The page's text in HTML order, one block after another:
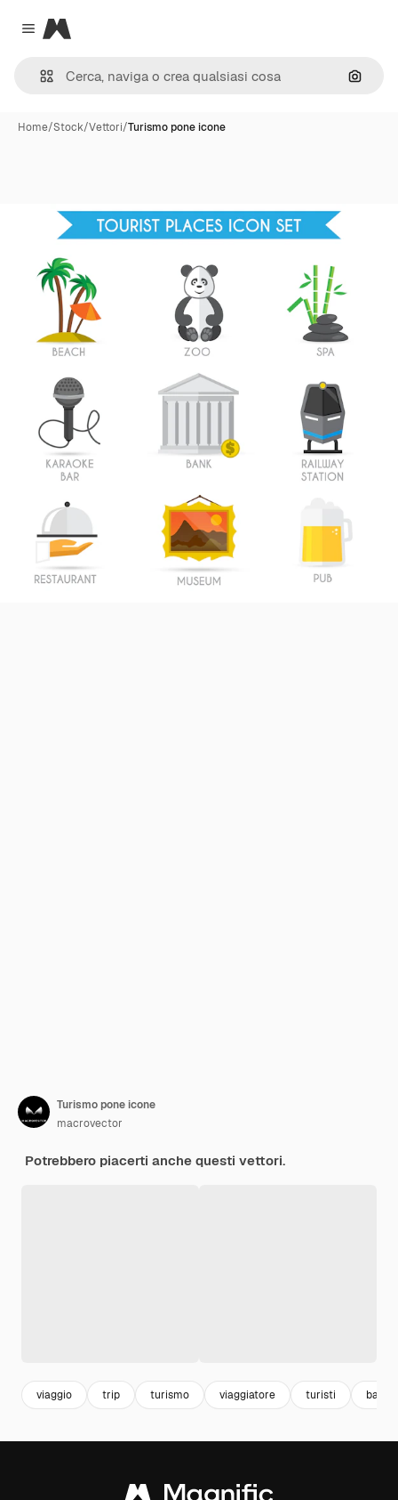
Close menu
Magnific
Cerca
Home/Stock/Vettori/Turismo pone icone
Turismo pone icone
macrovector
Potrebbero piacerti anche questi vettori.
viaggio trip turismo viaggiatore turisti